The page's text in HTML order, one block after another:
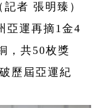
者 張明臻）
亞運再摘1金4
，共50枚獎
歷屆亞運紀